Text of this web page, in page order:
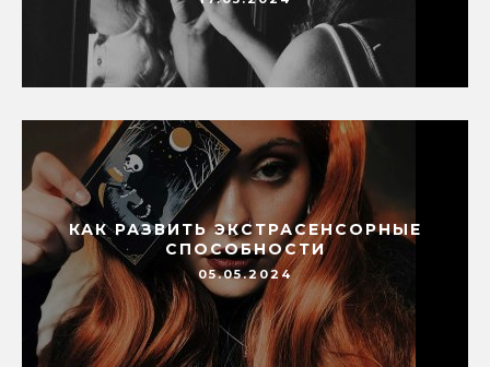
КАК РАЗВИТЬ ЭКСТРАСЕНСОРНЫЕ
СПОСОБНОСТИ
05.05.2024